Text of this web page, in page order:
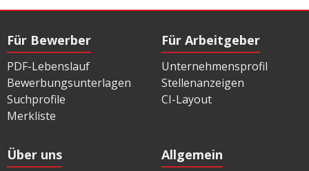
Für Bewerber
PDF-Lebenslauf
Bewerbungsunterlagen
Suchprofile
Merkliste
Für Arbeitgeber
Unternehmensprofil
Stellenanzeigen
CI-Layout
Über uns Allgemein